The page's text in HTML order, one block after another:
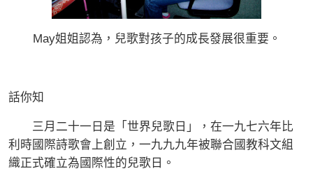
May姐姐認為，兒歌對孩子的成長發展很重要。
話你知
三月二十一日是「世界兒歌日」，在一九七六年比
利時國際詩歌會上創立，一九九九年被聯合國教科文組
織正式確立為國際性的兒歌日。